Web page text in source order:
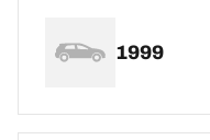
1999